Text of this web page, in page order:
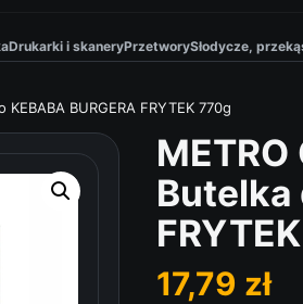
Drukarki i skaneryPrzetworySłodycze,
BURGERA FRYTEK 770g
Butelka
17,79 zł